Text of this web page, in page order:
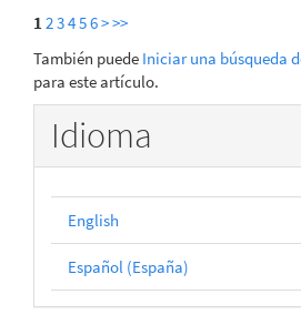
1 23456>>>
También puede Iniciar una búsqueda
para este artículo.
Idioma
English
Español (España)